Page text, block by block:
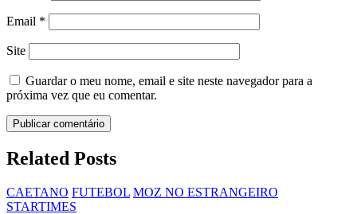
Email *
Site
Guardar o meu nome, email e site neste navegador para a
próxima vez que eu comentar.
Related Posts
CAETANO FUTEBOL MOZ NO ESTRANGEIRO
STARTIMES